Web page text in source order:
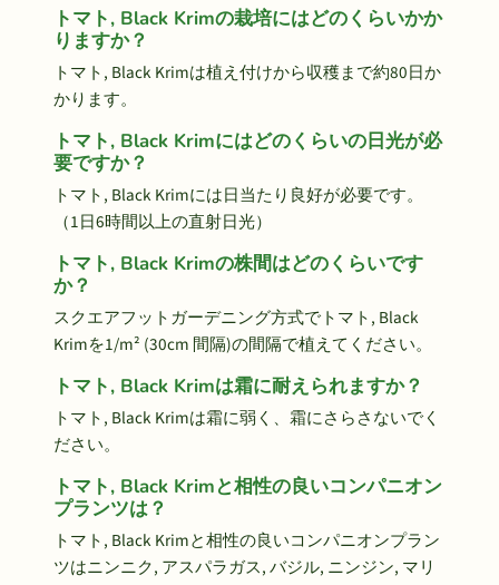
トマト, Black Krimの栽培にはどのくらいかか
りますか？
トマト, Black Krimは植え付けから収穫まで約80日か
かります。
トマト, Black Krimにはどのくらいの日光が必
要ですか？
トマト, Black Krimには日当たり良好が必要です。
（1日6時間以上の直射日光）
トマト, Black Krimの株間はどのくらいです
か？
スクエアフットガーデニング方式でトマト, Black
Krimを1/m² (30cm 間隔)の間隔で植えてください。
トマト, Black Krimは霜に耐えられますか？
トマト, Black Krimは霜に弱く、霜にさらさないでく
ださい。
トマト, Black Krimと相性の良いコンパニオン
プランツは？
トマト, Black Krimと相性の良いコンパニオンプラン
ツはニンニク, アスパラガス, バジル, ニンジン, マリ